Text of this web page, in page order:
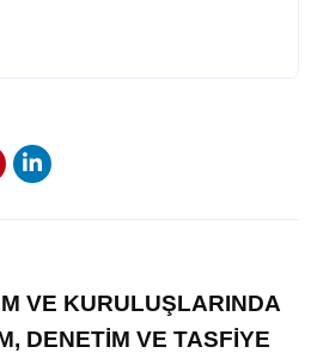
VE KURULUŞLARINDA
DENETİM VE TASFİYE